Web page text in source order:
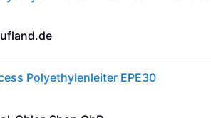
Polyethylenleiter EPE30